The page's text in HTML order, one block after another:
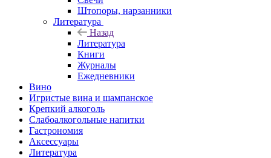
Штопоры, нарзанники
Литература
Назад
Литература
Книги
Журналы
Ежедневники
Вино
Игристые вина и шампанское
Крепкий алкоголь
Слабоалкогольные напитки
Гастрономия
Аксессуары
Литература